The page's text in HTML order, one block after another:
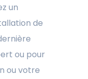
un
de
ou pour
ou votre